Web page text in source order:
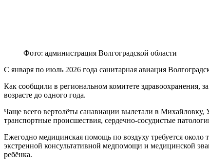
Фото: администрация Волгоградской области
С января по июль 2026 года санитарная авиация
Как сообщили в региональном комитете здравоохранения,
возрасте до одного года.
Чаще всего вертолёты санавиации вылетали в
транспортные происшествия, сердечно-сосудистые
Ежегодно медицинская помощь по воздуху требуется
экстренной консультативной медпомощи и медицинской
ребёнка.